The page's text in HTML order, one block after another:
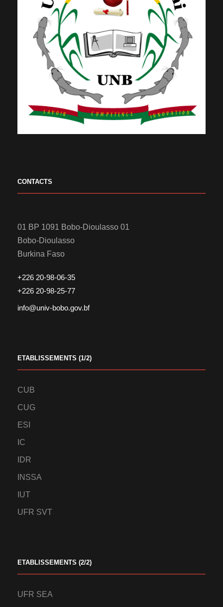
CONTACTS
01 BP 1091 Bobo-Dioulasso 01
Bobo-Dioulasso
Burkina Faso
+226 20-98-06-35
+226 20-98-25-77
info@univ-bobo.gov.bf
ETABLISSEMENTS (1/2)
CUB
CUG
ESI
IC
IDR
INSSA
IUT
UFR SVT
ETABLISSEMENTS (2/2)
UFR SEA